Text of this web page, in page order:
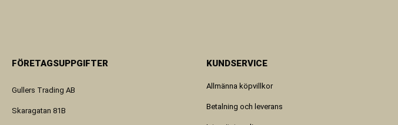
FÖRETAGSUPPGIFTER
Gullers Trading AB
Skaragatan 81B
KUNDSERVICE
Allmänna köpvillkor
Betalning och leverans